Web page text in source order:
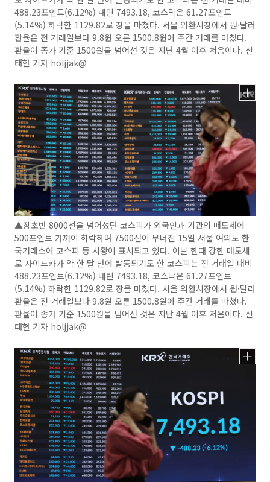
488.23포인트(6.12%) 내린 7493.18, 코스닥은 61.27포인트
(5.14%) 하락한 1129.82로 장을 마쳤다. 서울 외환시장에서 원·달러
환율은 전 거래일보다 9.8원 오른 1500.8원에 주간 거래를 마쳤다.
환율이 종가 기준 1500원을 넘어선 것은 지난 4월 이후 처음이다. 신
태현 기자 holjjak@
▲장초반 8000선을 넘어섰던 코스피가 외국인과 기관의 매도세에
500포인트 가까이 하락하며 7500선이 무너진 15일 서울 여의도 한
국거래소에 코스피 등 시황이 표시되고 있다. 이날 한때 강한 매도세
로 사이드카가 약 한 달 만에 발동되기도 한 코스피는 전 거래일 대비
488.23포인트(6.12%) 내린 7493.18, 코스닥은 61.27포인트
(5.14%) 하락한 1129.82로 장을 마쳤다. 서울 외환시장에서 원·달러
환율은 전 거래일보다 9.8원 오른 1500.8원에 주간 거래를 마쳤다.
환율이 종가 기준 1500원을 넘어선 것은 지난 4월 이후 처음이다. 신
태현 기자 holjjak@